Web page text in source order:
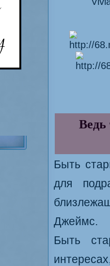
Ведь
Быть
для
Джеймс.
Быть